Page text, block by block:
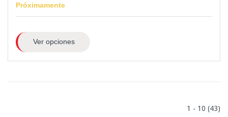
Próximamente
Ver opciones
1 - 10 (43)